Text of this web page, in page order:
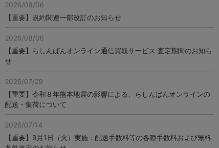
2026/08/06
【重要】規約関連一部改訂のお知らせ
2026/08/06
【重要】らしんばんオンライン通信買取サービス 査定期間のお知ら
せ
2026/07/29
【重要】令和８年熊本地震の影響による、らしんばんオンラインの
配送・集荷について
2026/07/14
【重要】9月1日（火）実施：配送手数料等の各種手数料および無料